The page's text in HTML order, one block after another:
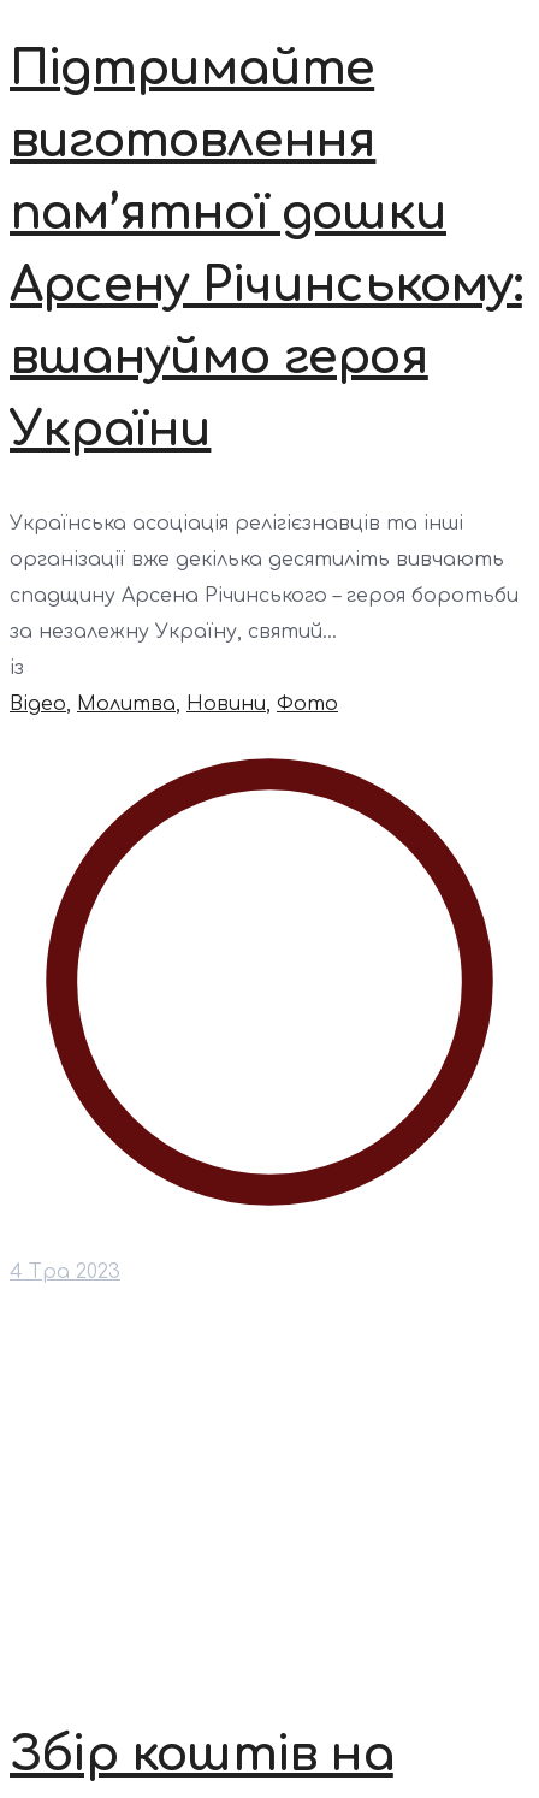
Підтримайте
виготовлення
пам’ятної дошки
Арсену Річинському:
вшануймо героя
України
Українська асоціація релігієзнавців та інші
організації вже декілька десятиліть вивчають
спадщину Арсена Річинського – героя боротьби
за незалежну Україну, святий...
із
Відео, Молитва, Новини, Фото
4 Тра 2023
Збір коштів на